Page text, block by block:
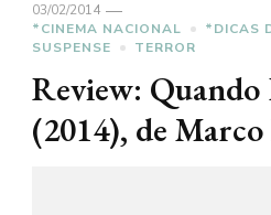
03/02/2014
*CINEMA NACIONAL
*DICAS
SUSPENSE
TERROR
Review:
(2014), de